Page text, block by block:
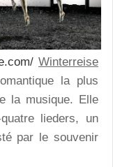
Winterreise
la plus
la musique. Elle
lieders, un
par le souvenir